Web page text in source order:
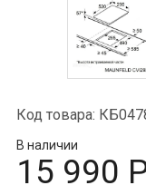
Код товара:
В наличии
15 990